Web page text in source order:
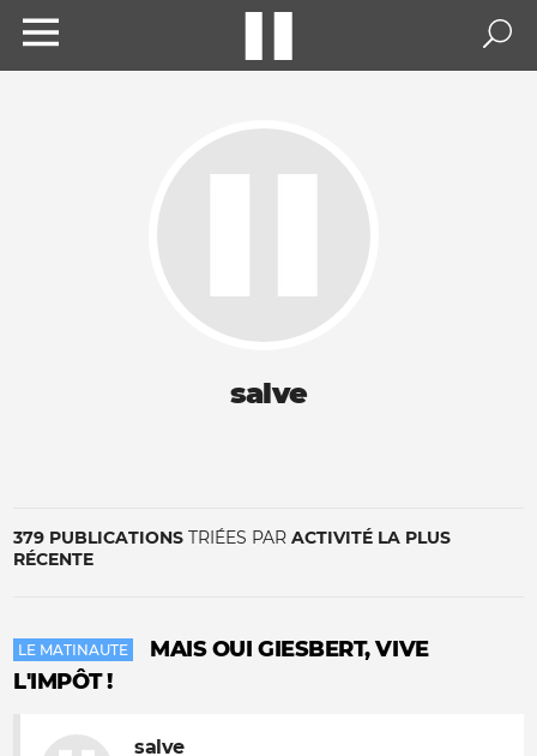
salve
379 PUBLICATIONS TRIÉES PAR ACTIVITÉ LA PLUS
RÉCENTE
LE MATINAUTE
MAIS OUI GIESBERT, VIVE
L'IMPÔT !
salve